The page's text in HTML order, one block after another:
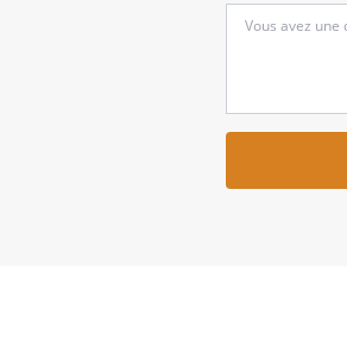
votre
question
ici